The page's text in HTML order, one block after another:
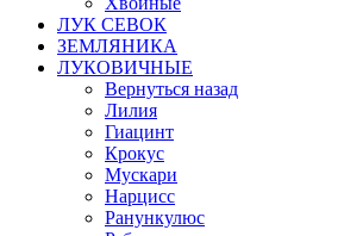
ЛУК СЕВОК
ЗЕМЛЯНИКА
ЛУКОВИЧНЫЕ
Вернуться назад
Лилия
Гиацинт
Крокус
Мускари
Нарцисс
Ранункулюс